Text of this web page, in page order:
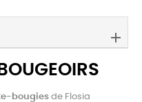
bougies de Flosia